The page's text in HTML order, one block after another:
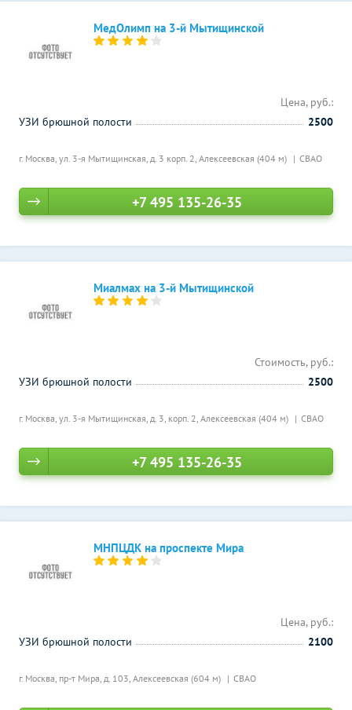
МедОлимп на 3-й Мытищинской
г. Москва, ул. 3-я Мытищинская, д. 3 корп. 2, Алексеевская (404 м) СВАО
Цена, руб.:
УЗИ брюшной полости
2500
+7 495 135-26-35
Миалмах на 3-й Мытищинской
г. Москва, ул. 3-я Мытищинская, д. 3, корп. 2, Алексеевская (404 м) СВАО
Стоимость, руб.:
УЗИ брюшной полости
2500
+7 495 135-26-35
МНПЦДК на проспекте Мира
г. Москва, пр-т Мира, д. 103, Алексеевская (604 м) СВАО
Цена, руб.:
УЗИ брюшной полости
2100